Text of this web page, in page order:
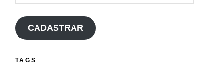
CADASTRAR
TAGS